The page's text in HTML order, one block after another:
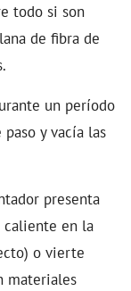
todo si son
de fibra de
un período
y vacía las
presenta
caliente en la
o vierte
materiales